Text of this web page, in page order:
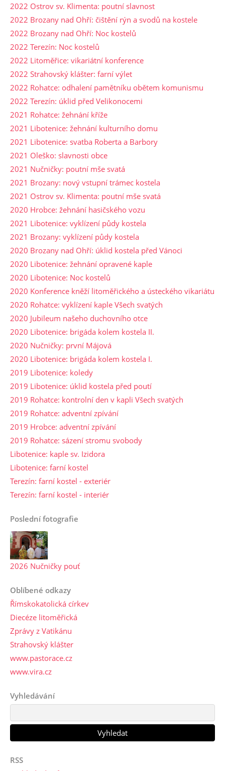
2022 Ostrov sv. Klimenta: poutní slavnost
2022 Brozany nad Ohří: čištění rýn a svodů na kostele
2022 Brozany nad Ohří: Noc kostelů
2022 Terezín: Noc kostelů
2022 Litoměřice: vikariátní konference
2022 Strahovský klášter: farní výlet
2022 Rohatce: odhalení pamětníku obětem komunismu
2022 Terezín: úklid před Velikonocemi
2021 Rohatce: žehnání kříže
2021 Libotenice: žehnání kulturního domu
2021 Libotenice: svatba Roberta a Barbory
2021 Oleško: slavnosti obce
2021 Nučničky: poutní mše svatá
2021 Brozany: nový vstupní trámec kostela
2021 Ostrov sv. Klimenta: poutní mše svatá
2020 Hrobce: žehnání hasičského vozu
2021 Libotenice: vyklízení půdy kostela
2021 Brozany: vyklízení půdy kostela
2020 Brozany nad Ohří: úklid kostela před Vánoci
2020 Libotenice: žehnání opravené kaple
2020 Libotenice: Noc kostelů
2020 Konference kněží litoměřického a ústeckého vikariátu
2020 Rohatce: vyklízení kaple Všech svatých
2020 Jubileum našeho duchovního otce
2020 Libotenice: brigáda kolem kostela II.
2020 Nučničky: první Májová
2020 Libotenice: brigáda kolem kostela I.
2019 Libotenice: koledy
2019 Libotenice: úklid kostela před poutí
2019 Rohatce: kontrolní den v kapli Všech svatých
2019 Rohatce: adventní zpívání
2019 Hrobce: adventní zpívání
2019 Rohatce: sázení stromu svobody
Libotenice: kaple sv. Izidora
Libotenice: farní kostel
Terezín: farní kostel - exteriér
Terezín: farní kostel - interiér
Poslední fotografie
2026 Nučničky pouť
Oblíbené odkazy
Římskokatolická církev
Diecéze litoměřická
Zprávy z Vatikánu
Strahovský klášter
www.pastorace.cz
www.vira.cz
Vyhledávání
RSS